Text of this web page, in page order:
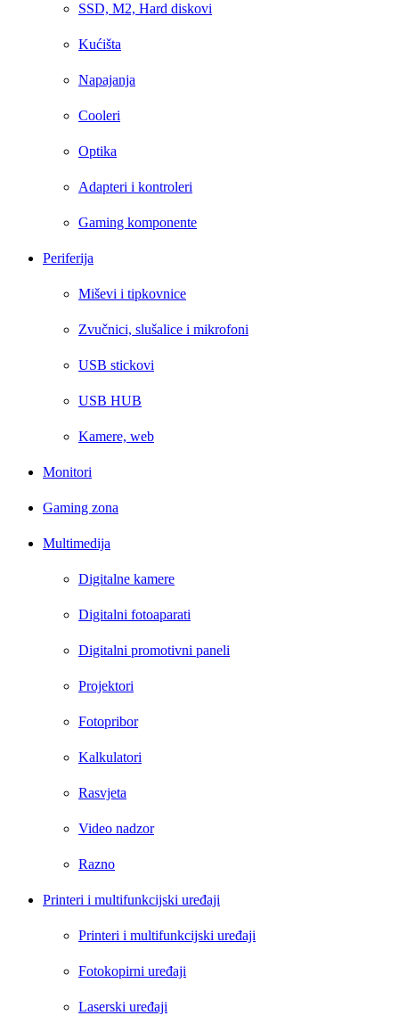
SSD, M2, Hard diskovi
Kućišta
Napajanja
Cooleri
Optika
Adapteri i kontroleri
Gaming komponente
Periferija
Miševi i tipkovnice
Zvučnici, slušalice i mikrofoni
USB stickovi
USB HUB
Kamere, web
Monitori
Gaming zona
Multimedija
Digitalne kamere
Digitalni fotoaparati
Digitalni promotivni paneli
Projektori
Fotopribor
Kalkulatori
Rasvjeta
Video nadzor
Razno
Printeri i multifunkcijski uređaji
Printeri i multifunkcijski uređaji
Fotokopirni uređaji
Laserski uređaji